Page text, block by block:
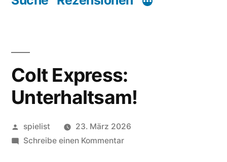
Colt Express:
Unterhaltsam!
Veröffentlicht
von
spielist
23. März 2026
Schreibe einen Kommentarzu